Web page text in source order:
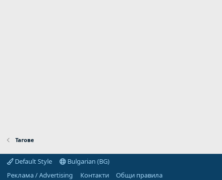
Тагове
Default Style
Bulgarian (BG)
Реклама / Advertising
Контакти
Общи правила